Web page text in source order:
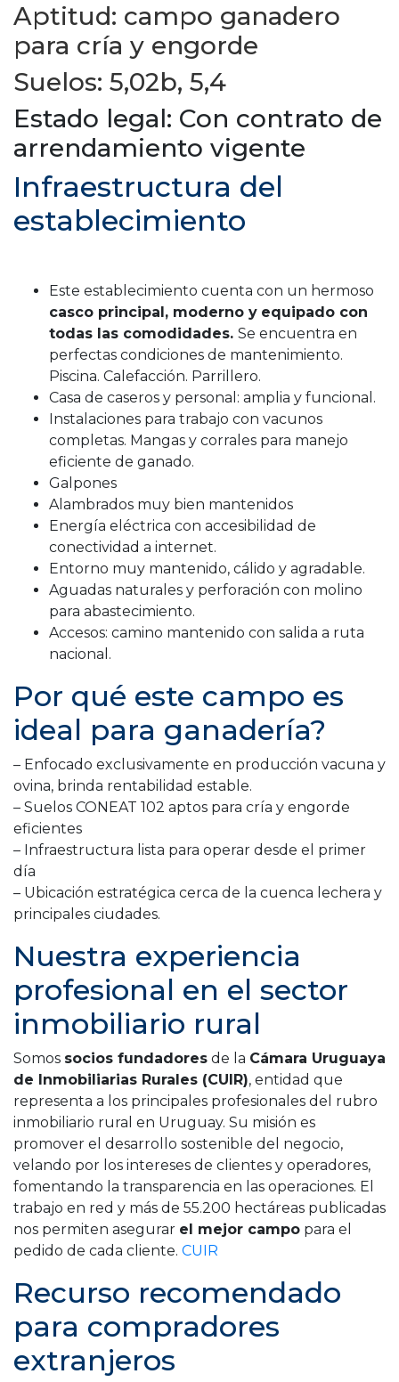
Aptitud: campo ganadero
para cría y engorde
Suelos: 5,02b, 5,4
Estado legal: Con contrato de
arrendamiento vigente
Infraestructura del
establecimiento
Este establecimiento cuenta con un hermoso
casco principal, moderno y equipado con
todas las comodidades. Se encuentra en
perfectas condiciones de mantenimiento.
Piscina. Calefacción. Parrillero.
Casa de caseros y personal: amplia y funcional.
Instalaciones para trabajo con vacunos
completas. Mangas y corrales para manejo
eficiente de ganado.
Galpones
Alambrados muy bien mantenidos
Energía eléctrica con accesibilidad de
conectividad a internet.
Entorno muy mantenido, cálido y agradable.
Aguadas naturales y perforación con molino
para abastecimiento.
Accesos: camino mantenido con salida a ruta
nacional.
Por qué este campo es
ideal para ganadería?
– Enfocado exclusivamente en producción vacuna y
ovina, brinda rentabilidad estable.
– Suelos CONEAT 102 aptos para cría y engorde
eficientes
– Infraestructura lista para operar desde el primer
día
– Ubicación estratégica cerca de la cuenca lechera y
principales ciudades.
Nuestra experiencia
profesional en el sector
inmobiliario rural
Somos socios fundadores de la Cámara Uruguaya
de Inmobiliarias Rurales (CUIR), entidad que
representa a los principales profesionales del rubro
inmobiliario rural en Uruguay. Su misión es
promover el desarrollo sostenible del negocio,
velando por los intereses de clientes y operadores,
fomentando la transparencia en las operaciones. El
trabajo en red y más de 55.200 hectáreas publicadas
nos permiten asegurar el mejor campo para el
pedido de cada cliente. CUIR
Recurso recomendado
para compradores
extranjeros